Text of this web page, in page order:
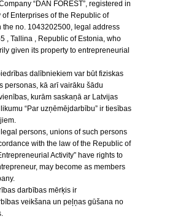
“DAN FOREST”, registered in
of Enterprises of the Republic of
the no. 1043202500, legal address
, Tallina , Republic of Estonia, who
given its property to entrepreneurial
dalībniekiem var būt fiziskas
personas, kā arī vairāku šādu
kurām saskaņā ar Latvijas
“Par uzņēmējdarbību” ir tiesības
persons, unions of such persons
with the law of the Republic of
Activity” have rights to
may become as members
darbības mērķis ir
veikšana un peļņas gūšana no